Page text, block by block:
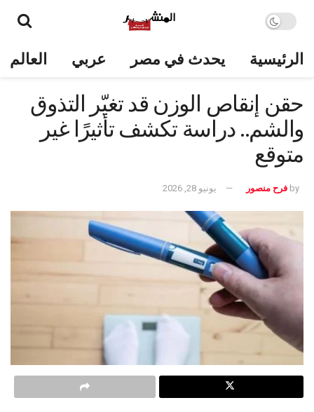
الرئيسية يحدث في مصر عربي العالم
حقن إنقاص الوزن قد تغيّر التذوق
والشم.. دراسة تكشف تأثيرًا غير
متوقع
by فرح منصور يونيو 28, 2026